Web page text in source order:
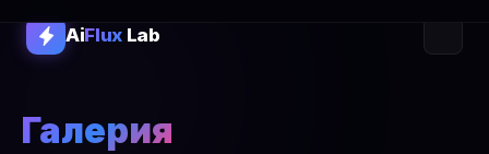
AiFluxLab
Галерия